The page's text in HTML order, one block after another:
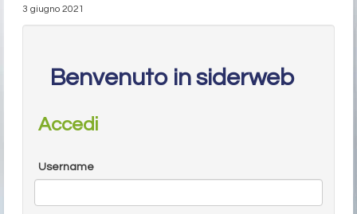
3 giugno 2021
Benvenuto in siderweb
Accedi
Username